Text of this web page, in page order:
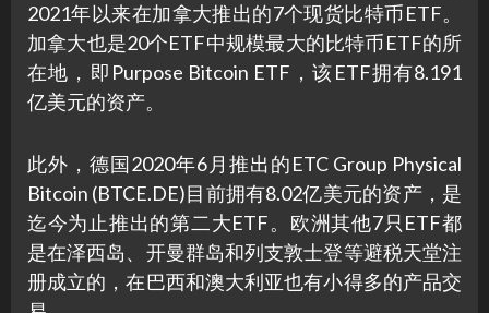
2021年以来在加拿大推出的7个现货比特币ETF。
加拿大也是20个ETF中规模最大的比特币ETF的所
在地，即Purpose Bitcoin ETF，该ETF拥有8.191
亿美元的资产。
此外，德国2020年6月推出的ETC Group Physical
Bitcoin (BTCE.DE)目前拥有8.02亿美元的资产，是
迄今为止推出的第二大ETF。欧洲其他7只ETF都
是在泽西岛、开曼群岛和列支敦士登等避税天堂注
册成立的，在巴西和澳大利亚也有小得多的产品交